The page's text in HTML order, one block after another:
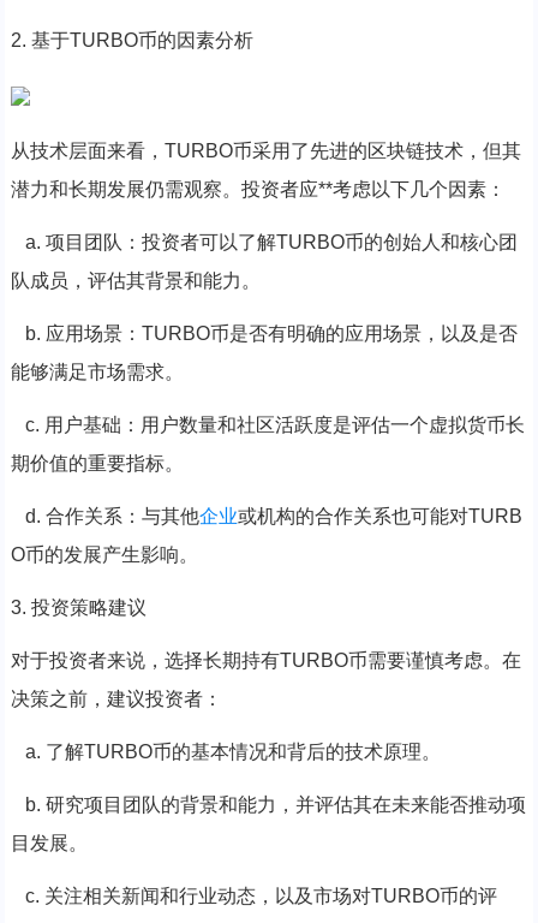
2. 基于TURBO币的因素分析
从技术层面来看，TURBO币采用了先进的区块链技术，但其
潜力和长期发展仍需观察。投资者应**考虑以下几个因素：
a. 项目团队：投资者可以了解TURBO币的创始人和核心团
队成员，评估其背景和能力。
b. 应用场景：TURBO币是否有明确的应用场景，以及是否
能够满足市场需求。
c. 用户基础：用户数量和社区活跃度是评估一个虚拟货币长
期价值的重要指标。
d. 合作关系：与其他企业或机构的合作关系也可能对TURB
O币的发展产生影响。
3. 投资策略建议
对于投资者来说，选择长期持有TURBO币需要谨慎考虑。在
决策之前，建议投资者：
a. 了解TURBO币的基本情况和背后的技术原理。
b. 研究项目团队的背景和能力，并评估其在未来能否推动项
目发展。
c. 关注相关新闻和行业动态，以及市场对TURBO币的评